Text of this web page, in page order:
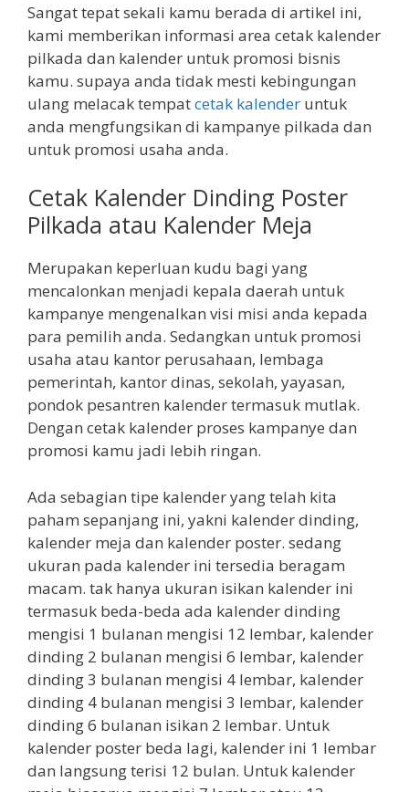
Sangat tepat sekali kamu berada di artikel ini,
kami memberikan informasi area cetak kalender
pilkada dan kalender untuk promosi bisnis
kamu. supaya anda tidak mesti kebingungan
ulang melacak tempatcetak kalender untuk
anda mengfungsikan di kampanye pilkada dan
untuk promosi usaha anda.
Cetak Kalender Dinding Poster
Pilkada atau Kalender Meja
Merupakan keperluan kudu bagi yang
mencalonkan menjadi kepala daerah untuk
kampanye mengenalkan visi misi anda kepada
para pemilih anda. Sedangkan untuk promosi
usaha atau kantor perusahaan, lembaga
pemerintah, kantor dinas, sekolah, yayasan,
pondok pesantren kalender termasuk mutlak.
Dengan cetak kalender proses kampanye dan
promosi kamu jadi lebih ringan.
Ada sebagian tipe kalender yang telah kita
paham sepanjang ini, yakni kalender dinding,
kalender meja dan kalender poster. sedang
ukuran pada kalender ini tersedia beragam
macam. tak hanya ukuran isikan kalender ini
termasuk beda-beda ada kalender dinding
mengisi 1 bulanan mengisi 12 lembar, kalender
dinding 2 bulanan mengisi 6 lembar, kalender
dinding 3 bulanan mengisi 4 lembar, kalender
dinding 4 bulanan mengisi 3 lembar, kalender
dinding 6 bulanan isikan 2 lembar. Untuk
kalender poster beda lagi, kalender ini 1 lembar
dan langsung terisi 12 bulan. Untuk kalender